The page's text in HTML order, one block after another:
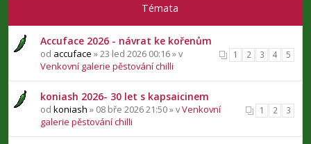
Témata
Accuface 2026 - návrat ke kořenům
1 2 3 4 5
od accuface » 23 led 2026 00:16 » v
Venkovní galerie pěstování chilli
koniash 2026- 30 let s kapsaicinem
1 2 3
od koniash » 08 bře 2026 21:50 » vVenkovní
galerie pěstování chilli